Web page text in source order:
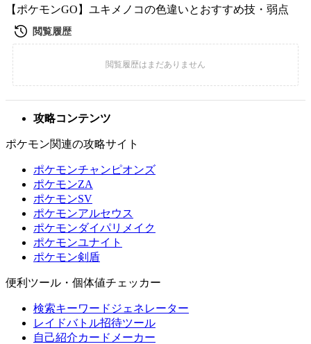
【ポケモンGO】ユキメノコの色違いとおすすめ技・弱点
攻略コンテンツ
ポケモン関連の攻略サイト
ポケモンチャンピオンズ
ポケモンZA
ポケモンSV
ポケモンアルセウス
ポケモンダイパリメイク
ポケモンユナイト
ポケモン剣盾
便利ツール・個体値チェッカー
検索キーワードジェネレーター
レイドバトル招待ツール
自己紹介カードメーカー